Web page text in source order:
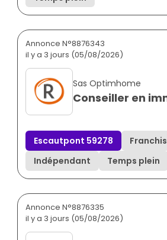
Annonce N°8876343
il y a 3 jours (05/08/2026)
Sas Optimhome
Conseiller en
Escautpont 59278
Indépendant
Temps plein
Annonce N°8876335
il y a 3 jours (05/08/2026)